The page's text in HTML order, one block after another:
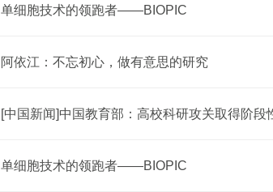
单细胞技术的领跑者——BIOPIC
阿依江：不忘初心，做有意思的研究
[中国新闻]中国教育部：高校科研攻关取得阶段
单细胞技术的领跑者——BIOPIC